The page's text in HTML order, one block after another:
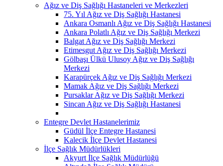
Ağız ve Diş Sağlığı Hastaneleri ve Merkezleri
75. Yıl Ağız ve Diş Sağlığı Hastanesi
Ankara Osmanlı Ağız ve Diş Sağlığı Hastanesi
Ankara Polatlı Ağız ve Diş Sağlığı Merkezi
Balgat Ağız ve Diş Sağlığı Merkezi
Etimesgut Ağız ve Diş Sağlığı Merkezi
Gölbaşı Ülkü Ulusoy Ağız ve Diş Sağlığı
Merkezi
Karapürçek Ağız ve Diş Sağlığı Merkezi
Mamak Ağız ve Diş Sağlığı Merkezi
Pursaklar Ağız ve Diş Sağlığı Merkezi
Sincan Ağız ve Diş Sağlığı Hastanesi
Entegre Devlet Hastanelerimiz
Güdül İlçe Entegre Hastanesi
Kalecik İlçe Devlet Hastanesi
İlçe Sağlık Müdürlükleri
Akyurt İlçe Sağlık Müdürlüğü